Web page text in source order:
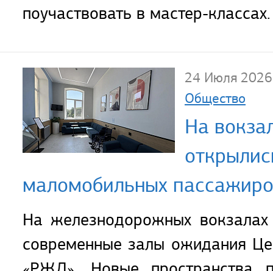
поучаствовать в мастер-классах.
24 Июля 2026
Общество
На
маломобильных
На железнодорожных вокзалах
современные залы ожидания